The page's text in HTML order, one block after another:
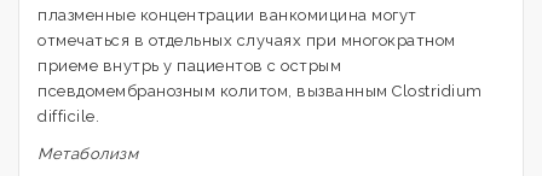
плазменные концентрации ванкомицина могут
отмечаться в отдельных случаях при многократном
приеме внутрь у пациентов с острым
псевдомембранозным колитом, вызванным Clostridium
difficile.
Метаболизм